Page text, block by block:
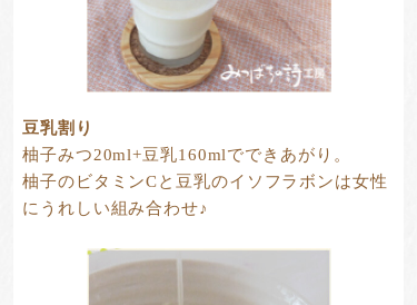
豆乳割り
柚子みつ20ml+豆乳160mlでできあがり。
柚子のビタミンCと豆乳のイソフラボンは女性
にうれしい組み合わせ♪